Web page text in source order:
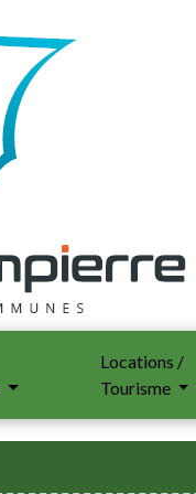
Locations /
Tourisme